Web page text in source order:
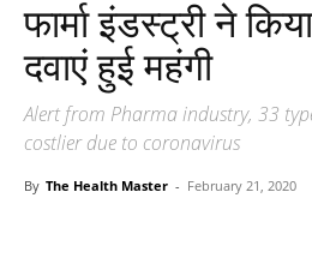
फार्मा इंडस्ट्री ने
दवाएं हुई महंगी
Alert from Pharma industry, 33
costlier due to coronavirus
By The Health Master - February 21, 2020